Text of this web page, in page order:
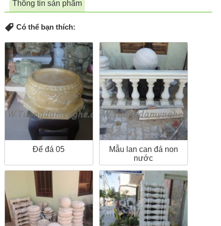
Thông tin sản phẩm
Có thể bạn thích:
Đế đá 05
Mẫu lan can đá non
nước